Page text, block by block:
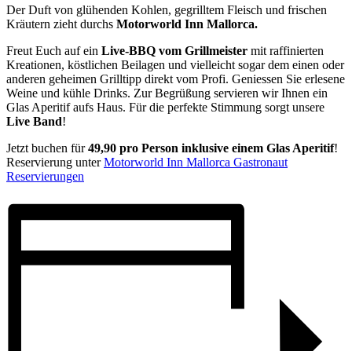
Der Duft von glühenden Kohlen, gegrilltem Fleisch und frischen
Kräutern zieht durchs Motorworld Inn Mallorca.
Freut Euch auf ein Live-BBQ vom Grillmeister mit raffinierten
Kreationen, köstlichen Beilagen und vielleicht sogar dem einen oder
anderen geheimen Grilltipp direkt vom Profi. Geniessen Sie erlesene
Weine und kühle Drinks. Zur Begrüßung servieren wir Ihnen ein
Glas Aperitif aufs Haus. Für die perfekte Stimmung sorgt unsere
Live Band!
Jetzt buchen für49,90 pro Person inklusive einem Glas Aperitif!
Reservierung unterMotorworld Inn Mallorca Gastronaut
Reservierungen